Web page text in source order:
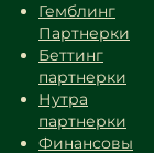
Гемблинг
Партнерки
Беттинг
партнерки
Нутра
партнерки
Финансовы